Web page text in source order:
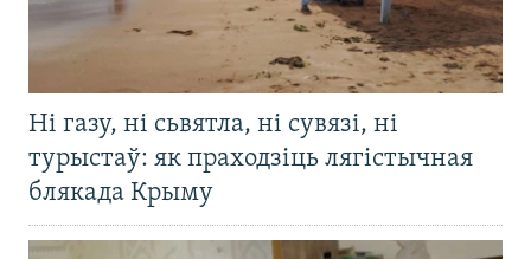
Ні газу, ні сьвятла, ні сувязі, ні
турыстаў: як праходзіць лягістычная
блякада Крыму